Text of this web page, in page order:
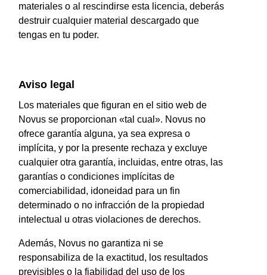
materiales o al rescindirse esta licencia, deberás
destruir cualquier material descargado que
tengas en tu poder.
Aviso legal
Los materiales que figuran en el sitio web de
Novus se proporcionan «tal cual». Novus no
ofrece garantía alguna, ya sea expresa o
implícita, y por la presente rechaza y excluye
cualquier otra garantía, incluidas, entre otras, las
garantías o condiciones implícitas de
comerciabilidad, idoneidad para un fin
determinado o no infracción de la propiedad
intelectual u otras violaciones de derechos.
Además, Novus no garantiza ni se
responsabiliza de la exactitud, los resultados
previsibles o la fiabilidad del uso de los